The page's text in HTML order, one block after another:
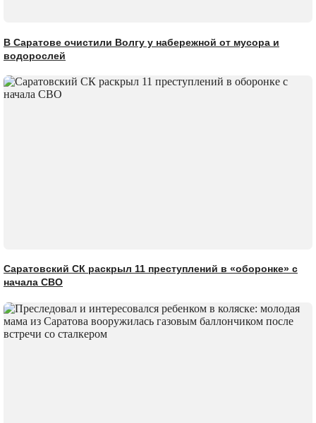
В Саратове очистили Волгу у набережной от мусора и
водорослей
Саратовский СК раскрыл 11 преступлений в «оборонке» с
начала СВО